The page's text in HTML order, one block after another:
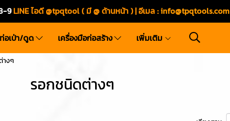
9LINE ไอดี @tpqtool ( มี @ ด้านหน้า ) | อีเมล :info@tpqtools.com
อเป่า/ดูด เครื่องมือก่อสร้าง เพิ่มเติม
างๆ
รอกชนิดต่างๆ